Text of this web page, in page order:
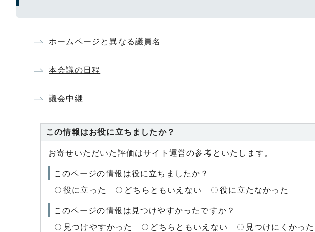
ホームページと異なる議員名
本会議の日程
議会中継
この情報はお役に立ちましたか？
お寄せいただいた評価はサイト運営の参考といたします。
このページの情報は役に立ちましたか？
役に立った
どちらともいえない 役に立たなかった
このページの情報は見つけやすかったですか？
見つけやすかった
どちらともいえない 見つけにくかった